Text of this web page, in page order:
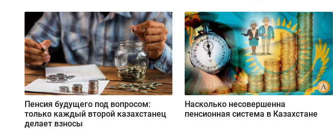
Пенсия будущего под вопросом:
только каждый второй казахстанец
делает взносы
Насколько несовершенна
пенсионная система в Казахстане